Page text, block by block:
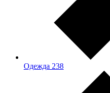
Одежда 238